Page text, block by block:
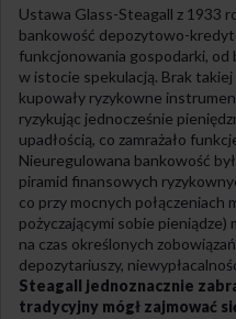
Ustawa Glass-Steagall z 1933
bankowość depozytowo-
funkcjonowania gospodarki,
w istocie spekulacją. Brak takiej
kupowały ryzykowne
ryzykując jednocześnie
upadłością, co zamrażało
Nieuregulowana bankowość
piramid finansowych
co przy mocnych połączeniach
pożyczającymi sobie
na czas określonych
depozytariuszy,
Steagall jednoznacznie
tradycyjny mógł zajmować